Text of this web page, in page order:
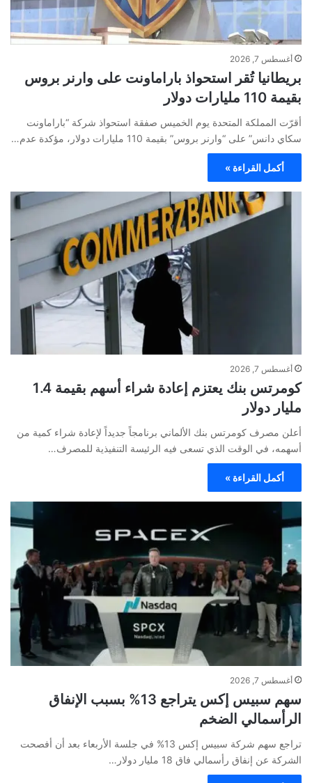
أغسطس 7, 2026
بريطانيا تُقر استحواذ باراماونت على وارنر بروس
بقيمة 110 مليارات دولار
أقرّت المملكة المتحدة يوم الخميس صفقة استحواذ شركة “باراماونت
سكاي دانس” على “وارنر بروس” بقيمة 110 مليارات دولار، مؤكدة عدم…
أكمل القراءة »
أغسطس 7, 2026
كومرتس بنك يعتزم إعادة شراء أسهم بقيمة 1.4
مليار دولار
أعلن مصرف كومرتس بنك الألماني برنامجاً جديداً لإعادة شراء كمية من
أسهمه، في الوقت الذي تسعى فيه الرئيسة التنفيذية للمصرف…
أكمل القراءة »
أغسطس 7, 2026
سهم سبيس إكس يتراجع 13% بسبب الإنفاق
الرأسمالي الضخم
تراجع سهم شركة سبيس إكس 13% في جلسة الأربعاء بعد أن أفصحت
الشركة عن إنفاق رأسمالي فاق 18 مليار دولار…